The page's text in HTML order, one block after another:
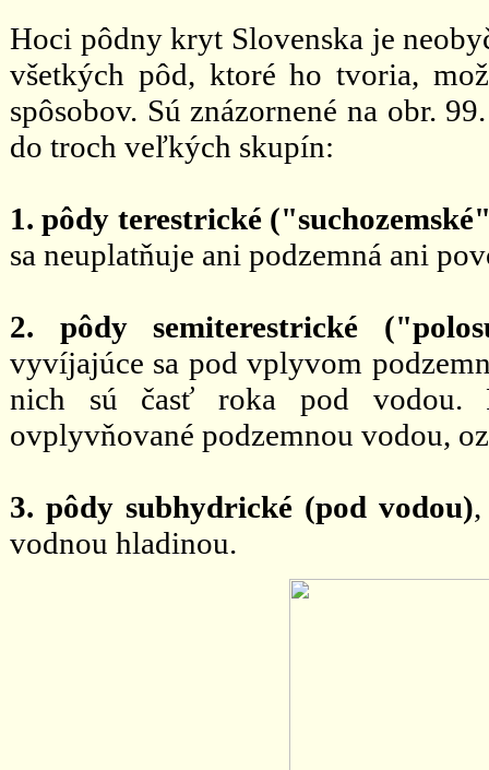
Hoci pôdny kryt Slovenska je
všetkých pôd, ktoré ho tvoria,
spôsobov. Sú znázornené na obr.
do troch veľkých skupín:
1. pôdy terestrické
sa neuplatňuje ani podzemná ani
2. pôdy semiterestrické
vyvíjajúce sa pod vplyvom
nich sú časť roka pod vodou.
ovplyvňované podzemnou vodou,
3. pôdy subhydrické (pod vodou)
vodnou hladinou.